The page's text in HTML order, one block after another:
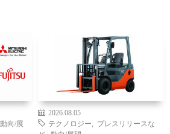
動向/展
2026.08.05
テクノロジー
プレスリリースな